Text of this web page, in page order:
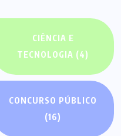
CIÊNCIA E
TECNOLOGIA (4)
CONCURSO PÚBLICO
(16)